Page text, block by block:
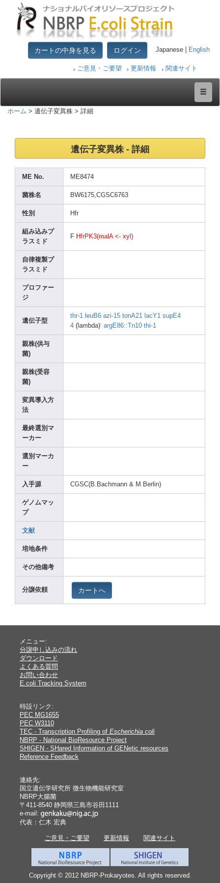
カートの中身を見る ログイン Japanese | English
ご意見・ご要望 更新情報 関連サイト
ホーム > 遺伝子変異株 > 詳細
遺伝子変異株 - 詳細
ME No. ME8474
菌株名 BW6175,CGSC6763
性別 Hfr
組み込みプ
ラスミド
F HfrPK3(malA <- xyl)
自律複製プ
ラスミド
プロファー
ジ
遺伝子型
thr-1 leuB6 azi-15 tonA21 lacY1 supE4
4 (lambda)- argE86::Tn10 thi-1
親株(供与
菌)
親株(受容
菌)
変異導入方
法
最終選別マ
ーカー
選別マーカ
ー
入手源 CGSC(B.Bac hmann & M.Ber lin)
ゲノムマッ
プ
文献
培地条件
その他備考
分譲依頼 カートへ
メニュー:
分譲申し込みの流れ
ダウンロード
よくある質問
お問い合わせ
E.coli Tracking System
特設リンク:
PEC MG1655
PEC W3110
TEC - Transcription Profiling of Escherichia coli
NBRP - National BioResource Project
SHIGEN - SHared Information of GENetic resources
Reference Feedback
連絡先:
国立遺伝学研究所 微生物機能研究室
NBRP大腸菌
〒411-8540 静岡県三島市谷田1111
e-mail:
代表：仁木 宏典
ご意見・ご要望 更新情報 関連サイト
Copyright © 2012 NBRP-Prokaryotes. All rights reserved.